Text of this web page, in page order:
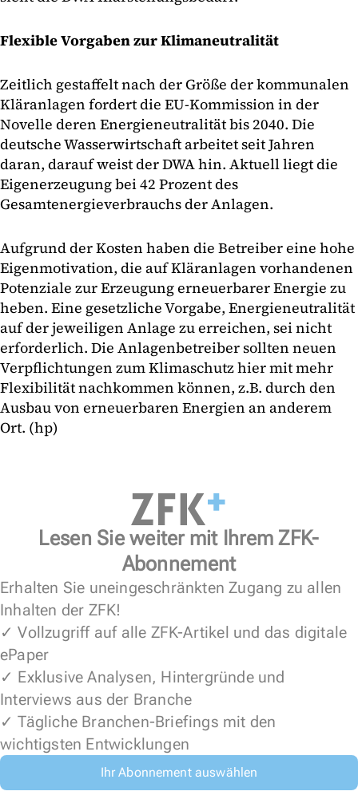
Flexible Vorgaben zur Klimaneutralität
Zeitlich gestaffelt nach der Größe der kommunalen
Kläranlagen fordert die EU-Kommission in der
Novelle deren Energieneutralität bis 2040. Die
deutsche Wasserwirtschaft arbeitet seit Jahren
daran, darauf weist der DWA hin. Aktuell liegt die
Eigenerzeugung bei 42 Prozent des
Gesamtenergieverbrauchs der Anlagen.
Aufgrund der Kosten haben die Betreiber eine hohe
Eigenmotivation, die auf Kläranlagen vorhandenen
Potenziale zur Erzeugung erneuerbarer Energie zu
heben. Eine gesetzliche Vorgabe, Energieneutralität
auf der jeweiligen Anlage zu erreichen, sei nicht
erforderlich. Die Anlagenbetreiber sollten neuen
Verpflichtungen zum Klimaschutz hier mit mehr
Flexibilität nachkommen können, z.B. durch den
Ausbau von erneuerbaren Energien an anderem
Ort. (hp)
Lesen Sie weiter mit Ihrem ZFK-
Abonnement
Erhalten Sie uneingeschränkten Zugang zu allen
Inhalten der ZFK!
✓ Vollzugriff auf alle ZFK-Artikel und das digitale
ePaper
✓ Exklusive Analysen, Hintergründe und
Interviews aus der Branche
✓ Tägliche Branchen-Briefings mit den
wichtigsten Entwicklungen
Ihr Abonnement auswählen